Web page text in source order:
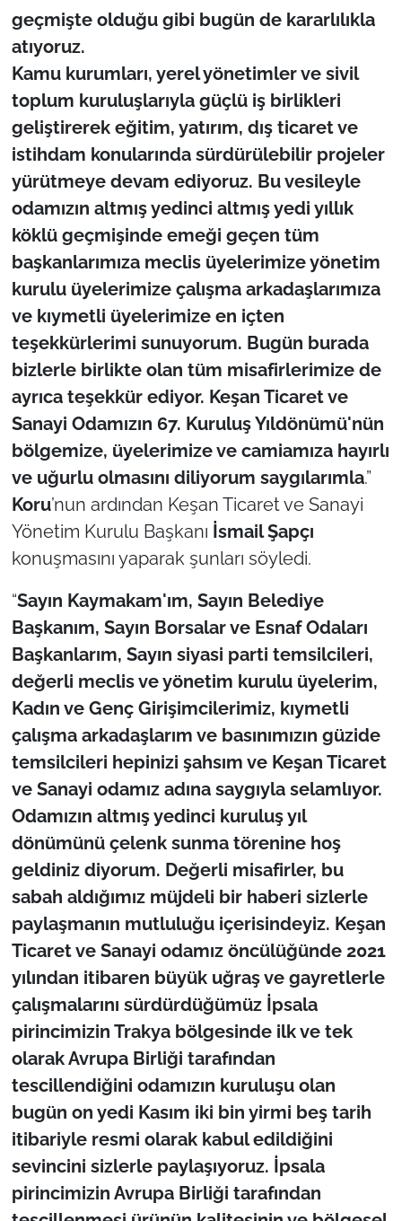
geçmişte olduğu gibi bugün de kararlılıkla
atıyoruz.
Kamu kurumları, yerel yönetimler ve sivil
toplum kuruluşlarıyla güçlü iş birlikleri
geliştirerek eğitim, yatırım, dış ticaret ve
istihdam konularında sürdürülebilir projeler
yürütmeye devam ediyoruz. Bu vesileyle
odamızın altmış yedinci altmış yedi yıllık
köklü geçmişinde emeği geçen tüm
başkanlarımıza meclis üyelerimize yönetim
kurulu üyelerimize çalışma arkadaşlarımıza
ve kıymetli üyelerimize en içten
teşekkürlerimi sunuyorum. Bugün burada
bizlerle birlikte olan tüm misafirlerimize de
ayrıca teşekkür ediyor. Keşan Ticaret ve
Sanayi Odamızın 67. Kuruluş Yıldönümü'nün
bölgemize, üyelerimize ve camiamıza hayırlı
ve uğurlu olmasını diliyorum saygılarımla.”
Koru’nun ardından Keşan Ticaret ve Sanayi
Yönetim Kurulu Başkanı İsmail Şapçı
konuşmasını yaparak şunları söyledi.
“Sayın Kaymakam'ım, Sayın Belediye
Başkanım, Sayın Borsalar ve Esnaf Odaları
Başkanlarım, Sayın siyasi parti temsilcileri,
değerli meclis ve yönetim kurulu üyelerim,
Kadın ve Genç Girişimcilerimiz, kıymetli
çalışma arkadaşlarım ve basınımızın güzide
temsilcileri hepinizi şahsım ve Keşan Ticaret
ve Sanayi odamız adına saygıyla selamlıyor.
Odamızın altmış yedinci kuruluş yıl
dönümünü çelenk sunma törenine hoş
geldiniz diyorum. Değerli misafirler, bu
sabah aldığımız müjdeli bir haberi sizlerle
paylaşmanın mutluluğu içerisindeyiz. Keşan
Ticaret ve Sanayi odamız öncülüğünde 2021
yılından itibaren büyük uğraş ve gayretlerle
çalışmalarını sürdürdüğümüz İpsala
pirincimizin Trakya bölgesinde ilk ve tek
olarak Avrupa Birliği tarafından
tescillendiğini odamızın kuruluşu olan
bugün on yedi Kasım iki bin yirmi beş tarih
itibariyle resmi olarak kabul edildiğini
sevincini sizlerle paylaşıyoruz. İpsala
pirincimizin Avrupa Birliği tarafından